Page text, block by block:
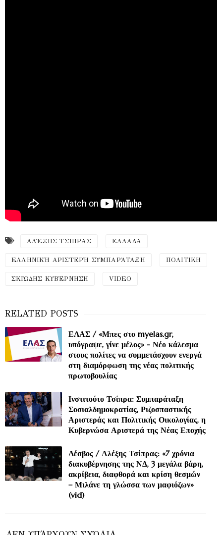
ΑΛΈΞΗΣ ΤΣΊΠΡΑΣ ΕΛΛΑΔΑ
ΕΛΛΗΝΙΚΉ ΑΡΙΣΤΕΡΉ ΣΥΜΠΑΡΆΤΑΞΗ ΠΟΛΙΤΙΚΗ
ΣΚΙΏΔΗΣ ΚΥΒΈΡΝΗΣΗ VIDEO
ΕΛΑΣ / «Μπες στο myelas.gr,
υπόγραψε, γίνε μέλος» - Νέο κάλεσμα
στους πολίτες να συμμετάσχουν ενεργά
στη διαμόρφωση της νέας πολιτικής
πρωτοβουλίας
Ινστιτούτο Τσίπρα: Συμπαράταξη
Σοσιαλδημοκρατίας, Ριζοσπαστικής
Αριστεράς και Πολιτικής Οικολογίας, η
Κυβερνώσα Αριστερά της Νέας Εποχής
Λέσβος / Αλέξης Τσίπρας: «7 χρόνια
διακυβέρνησης της ΝΔ, 3 μεγάλα βάρη,
ακρίβεια, διαφθορά και κρίση θεσμών
– Μιλάνε τη γλώσσα των μαφιόζων»
(vid)